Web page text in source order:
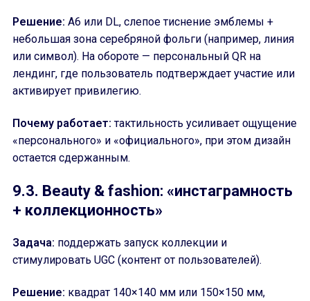
Решение: A6 или DL, слепое тиснение эмблемы +
небольшая зона серебряной фольги (например, линия
или символ). На обороте — персональный QR на
лендинг, где пользователь подтверждает участие или
активирует привилегию.
Почему работает: тактильность усиливает ощущение
«персонального» и «официального», при этом дизайн
остается сдержанным.
9.3. Beauty & fashion: «инстаграмность
+ коллекционность»
Задача: поддержать запуск коллекции и
стимулировать UGC (контент от пользователей).
Решение: квадрат 140×140 мм или 150×150 мм,